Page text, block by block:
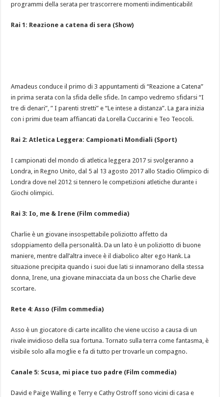
programmi della serata per trascorrere momenti indimenticabili!
Rai 1: Reazione a catena di sera (Show)
Amadeus conduce il primo di 3 appuntamenti di “Reazione a Catena”
in prima serata con la sfida delle sfide. In campo vedremo sfidarsi “I
tre di denari”, ” I parenti stretti” e “Le intese a distanza”. La gara inizia
con i primi due team affiancati da Lorella Cuccarini e Teo Teocoli.
Rai 2: Atletica Leggera: Campionati Mondiali (Sport)
I campionati del mondo di atletica leggera 2017 si svolgeranno a
Londra, in Regno Unito, dal 5 al 13 agosto 2017 allo Stadio Olimpico di
Londra dove nel 2012 si tennero le competizioni atletiche durante i
Giochi olimpici.
Rai 3: Io, me & Irene (Film commedia)
Charlie è un giovane insospettabile poliziotto affetto da
sdoppiamento della personalità. Da un lato è un poliziotto di buone
maniere, mentre dall’altra invece è il diabolico alter ego Hank. La
situazione precipita quando i suoi due lati si innamorano della stessa
donna, Irene, una giovane minacciata da un boss che Charlie deve
scortare.
Rete 4: Asso (Film commedia)
Asso è un giocatore di carte incallito che viene ucciso a causa di un
rivale invidioso della sua fortuna. Tornato sulla terra come fantasma, è
visibile solo alla moglie e fa di tutto per trovarle un compagno.
Canale 5: Scusa, mi piace tuo padre (Film commedia)
David e Paige Walling e Terry e Cathy Ostroff sono vicini di casa e